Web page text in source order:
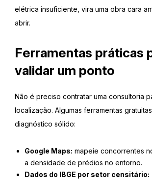
elétrica insuficiente, vira uma obra cara
abrir.
Ferramentas práticas
validar um ponto
Não é preciso contratar uma consultoria
localização. Algumas ferramentas
diagnóstico sólido:
Google Maps: mapeie concorrentes
a densidade de prédios no entorno.
Dados do IBGE por setor censitário: